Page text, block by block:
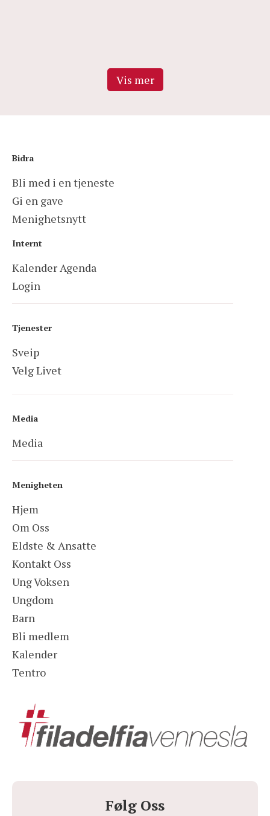
Vis mer
Følg Oss
Menigheten
Hjem
Om Oss
Eldste & Ansatte
Kontakt Oss
Ung Voksen
Ungdom
Barn
Bli medlem
Kalender
Tentro
Tjenester
Sveip
Velg Livet
Media
Media
Bidra
Bli med i en tjeneste
Gi en gave
Menighetsnytt
Internt
Kalender Agenda
Login